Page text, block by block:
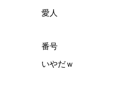
愛人
番号
いやだｗ